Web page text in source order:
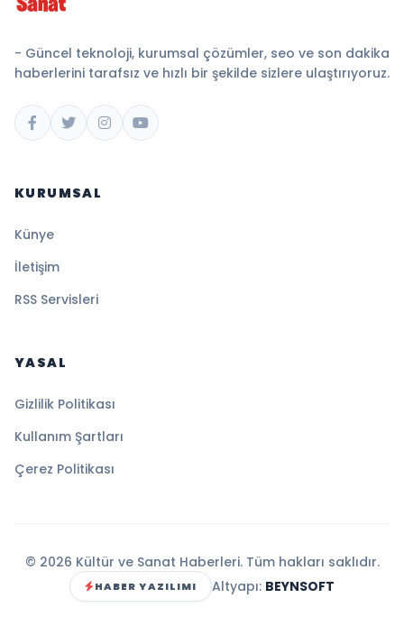
- Güncel teknoloji, kurumsal çözümler, seo ve son dakika
haberlerini tarafsız ve hızlı bir şekilde sizlere ulaştırıyoruz.
KURUMSAL
Künye
İletişim
RSS Servisleri
YASAL
Gizlilik Politikası
Kullanım Şartları
Çerez Politikası
© 2026 Kültür ve Sanat Haberleri. Tüm hakları saklıdır.
HABER YAZILIMI Altyapı: BEYNSOFT